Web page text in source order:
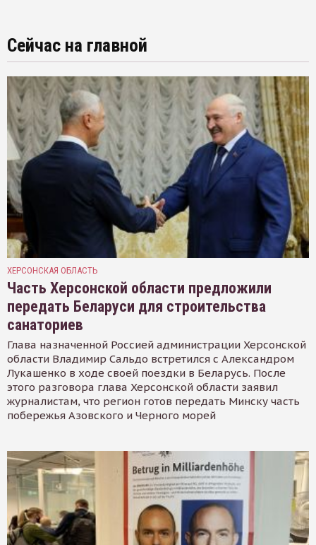
Сейчас на главной
ХЕРСОНСКАЯ ОБЛАСТЬ
Часть Херсонской области предложили
передать Беларуси для строительства
санаториев
Глава назначенной Россией администрации Херсонской
области Владимир Сальдо встретился с Александром
Лукашенко в ходе своей поездки в Беларусь. После
этого разговора глава Херсонской области заявил
журналистам, что регион готов передать Минску часть
побережья Азовского и Черного морей